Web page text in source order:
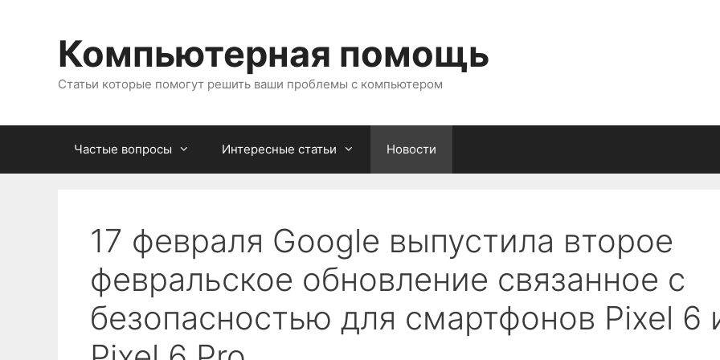
содержимомуКомпьютерная помощь
Статьи которые помогут решить ваши проблемы с компьютером
Частые вопросы Интересные статьи Новости
17 февраля Google выпустила второе
февральское обновление связанное с
безопасностью для смартфонов Pixel 6